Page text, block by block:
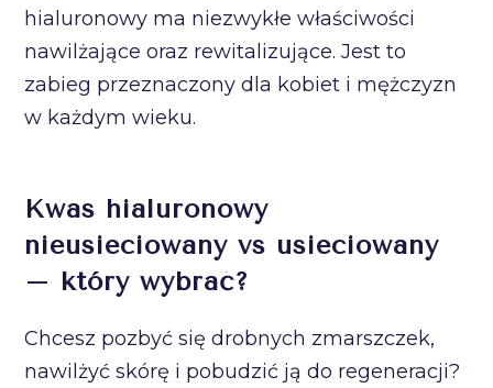
hialuronowy ma niezwykłe właściwości
nawilżające oraz rewitalizujące. Jest to
zabieg przeznaczony dla kobiet i mężczyzn
w każdym wieku.
Kwas hialuronowy
nieusieciowany vs usieciowany
– który wybrać?
Chcesz pozbyć się drobnych zmarszczek,
nawilżyć skórę i pobudzić ją do regeneracji?